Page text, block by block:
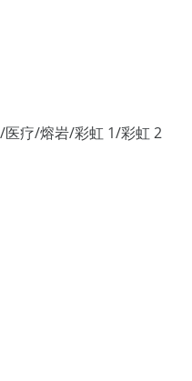
疗/熔岩/彩虹 1/彩虹 2